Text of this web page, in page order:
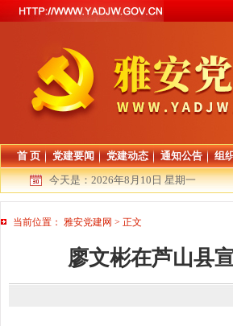
首 页 党建要闻 党建动态 通知公告 组
今天是：2026年8月10日 星期一
当前位置： 雅安党建网 > 正文
廖文彬在芦山县